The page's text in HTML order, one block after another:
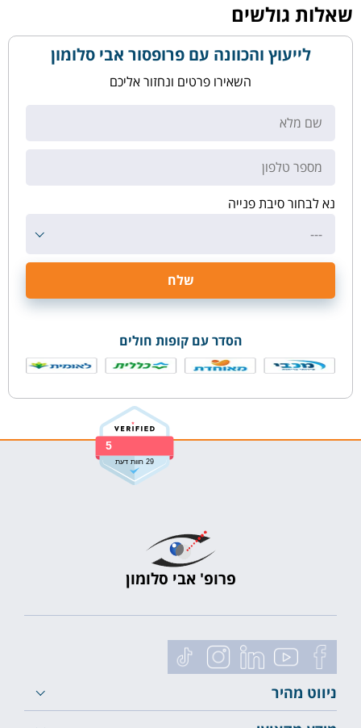
שאלות גולשים
לייעוץ והכוונה עם פרופסור אבי סלומון
השאירו פרטים ונחזור אליכם
נא לבחור סיבת פנייה
---
הסדר עם קופות חולים
5
29 חוות דעת
פרופ' אבי סלומון
ניווט מהיר